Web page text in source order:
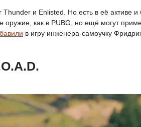
и Enlisted. Но есть в её активе
как в PUBG, но ещё могут
в игру инженера-самоучку